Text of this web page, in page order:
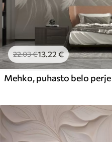
22.03€13.22 €